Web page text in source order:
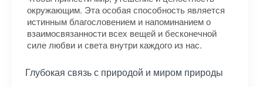
окружающим. Эта особая способность является
истинным благословением и напоминанием о
взаимосвязанности всех вещей и бесконечной
силе любви и света внутри каждого из нас.
Глубокая связь с природой и миром природы